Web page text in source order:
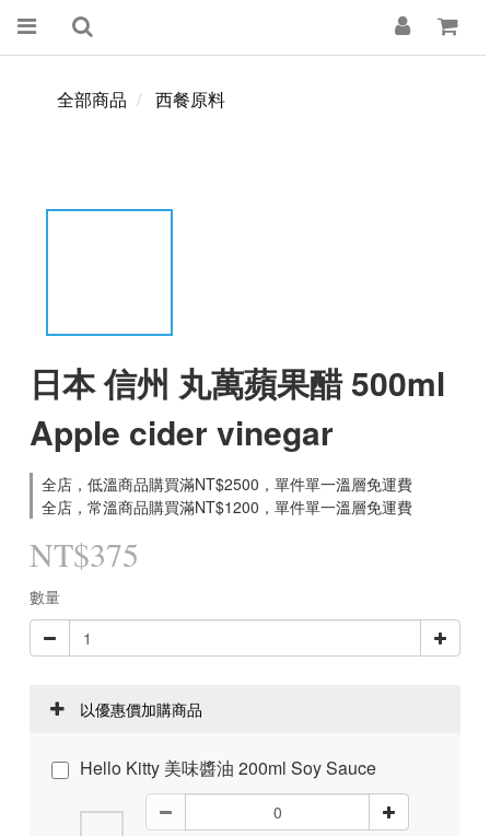
全部商品 西餐原料
日本 信州 丸萬蘋果醋 500ml
Apple cider vinegar
全店，低溫商品購買滿NT$2500，單件單一溫層免運費
全店，常溫商品購買滿NT$1200，單件單一溫層免運費
NT$375
數量
以優惠價加購商品
Hello Kitty 美味醬油 200ml Soy Sauce